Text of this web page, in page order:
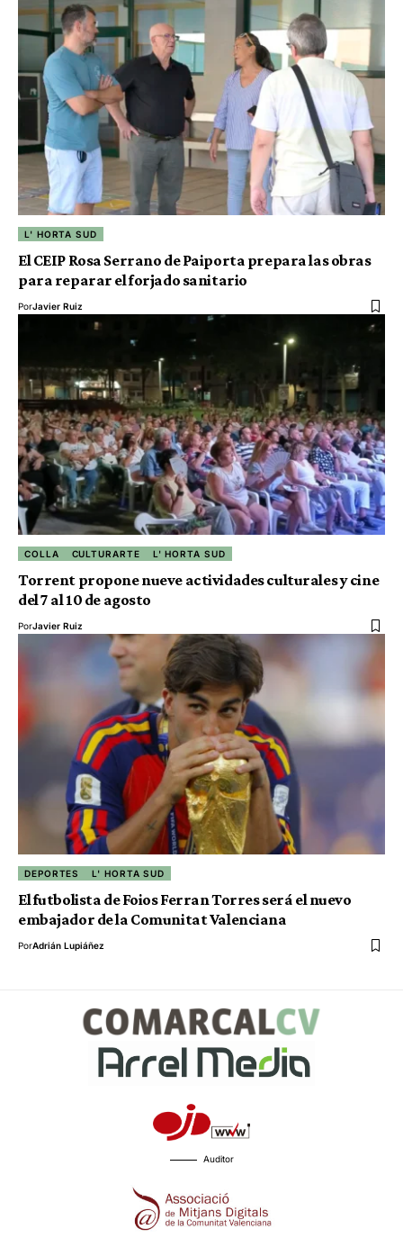
L' HORTA SUD
El CEIP Rosa Serrano de Paiporta prepara las obras
para reparar el forjado sanitario
PorJavier Ruiz
COLLA CULTURARTE L' HORTA SUD
Torrent propone nueve actividades culturales y cine
del 7 al 10 de agosto
PorJavier Ruiz
DEPORTES L' HORTA SUD
El futbolista de Foios Ferran Torres será el nuevo
embajador de la Comunitat Valenciana
PorAdrián Lupiáñez
Auditor